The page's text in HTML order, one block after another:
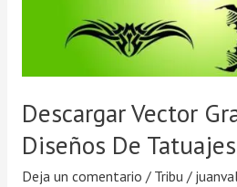
Descargar Vector
Diseños De
Deja un comentario / Tribu/
Tatuajes.